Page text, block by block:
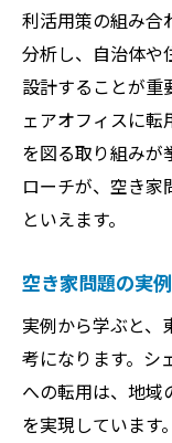
利活用策の組み合
分析し、自治体や
設計することが重
ェアオフィスに転
を図る取り組みが
ローチが、空き
といえます。
空き家問題の実
実例から学ぶと、
考になります。シ
への転用は、地域
を実現しています